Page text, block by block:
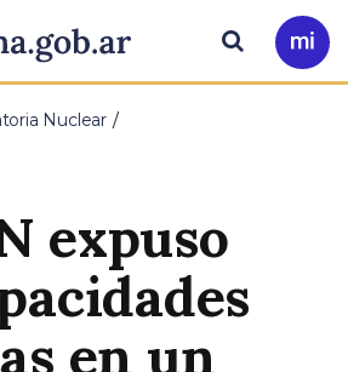
principal
Ir
a
Buscar
Nuclear
expuso
en un